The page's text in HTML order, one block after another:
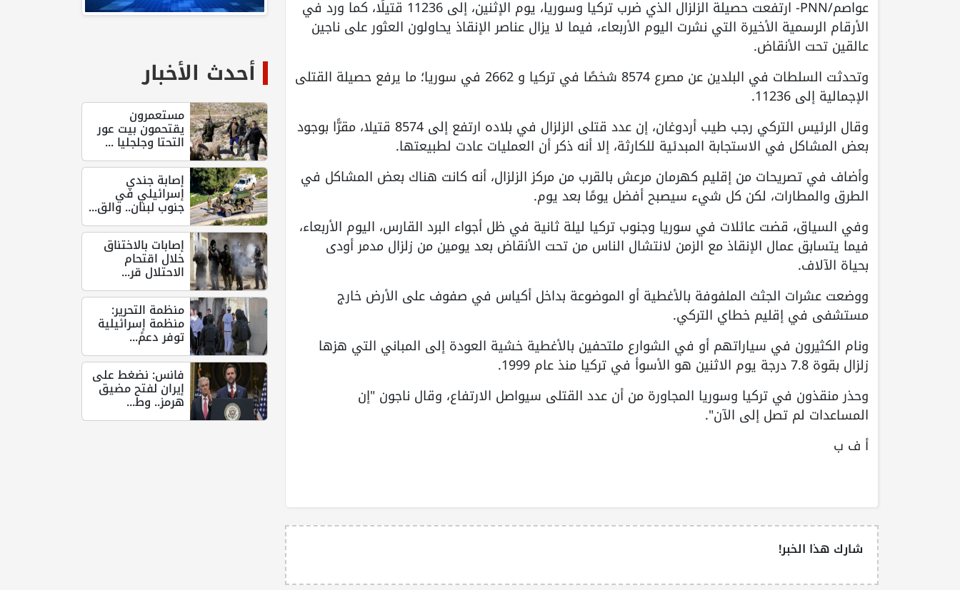
عواصم/PNN- ارتفعت حصيلة الزلزال الذي ضرب تركيا وسوريا، يوم الإثنين، إلى 11236 قتيلًا، كما ورد في
الأرقام الرسمية الأخيرة التي نشرت اليوم الأربعاء، فيما لا يزال عناصر الإنقاذ يحاولون العثور على ناجين
عالقين تحت الأنقاض.
وتحدثت السلطات في البلدين عن مصرع 8574 شخصًا في تركيا و 2662 في سوريا؛ ما يرفع حصيلة القتلى
الإجمالية إلى 11236.
وقال الرئيس التركي رجب طيب أردوغان، إن عدد قتلى الزلزال في بلاده ارتفع إلى 8574 قتيلا، مقرًّا بوجود
بعض المشاكل في الاستجابة المبدئية للكارثة، إلا أنه ذكر أن العمليات عادت لطبيعتها.
وأضاف في تصريحات من إقليم كهرمان مرعش بالقرب من مركز الزلزال، أنه كانت هناك بعض المشاكل في
الطرق والمطارات، لكن كل شيء سيصبح أفضل يومًا بعد يوم.
وفي السياق، قضت عائلات في سوريا وجنوب تركيا ليلة ثانية في ظل أجواء البرد القارس، اليوم الأربعاء،
فيما يتسابق عمال الإنقاذ مع الزمن لانتشال الناس من تحت الأنقاض بعد يومين من زلزال مدمر أودى
بحياة الآلاف.
ووضعت عشرات الجثث الملفوفة بالأغطية أو الموضوعة بداخل أكياس في صفوف على الأرض خارج
مستشفى في إقليم خطاي التركي.
ونام الكثيرون في سياراتهم أو في الشوارع ملتحفين بالأغطية خشية العودة إلى المباني التي هزها
زلزال بقوة 7.8 درجة يوم الاثنين هو الأسوأ في تركيا منذ عام 1999.
وحذر منقذون في تركيا وسوريا المجاورة من أن عدد القتلى سيواصل الارتفاع، وقال ناجون "إن
المساعدات لم تصل إلى الآن".
أ ف ب
شارك هذا الخبر!
أحدث الأخبار
مستعمرون
يقتحمون بيت عور
التحتا وجلجليا ...
إصابة جندي
إسرائيلي في
جنوب لبنان.. والق...
إصابات بالاختناق
خلال اقتحام
الاحتلال قر...
منظمة التحرير:
منظمة إسرائيلية
توفر دعمً...
فانس: نضغط على
إيران لفتح مضيق
هرمز.. وط...